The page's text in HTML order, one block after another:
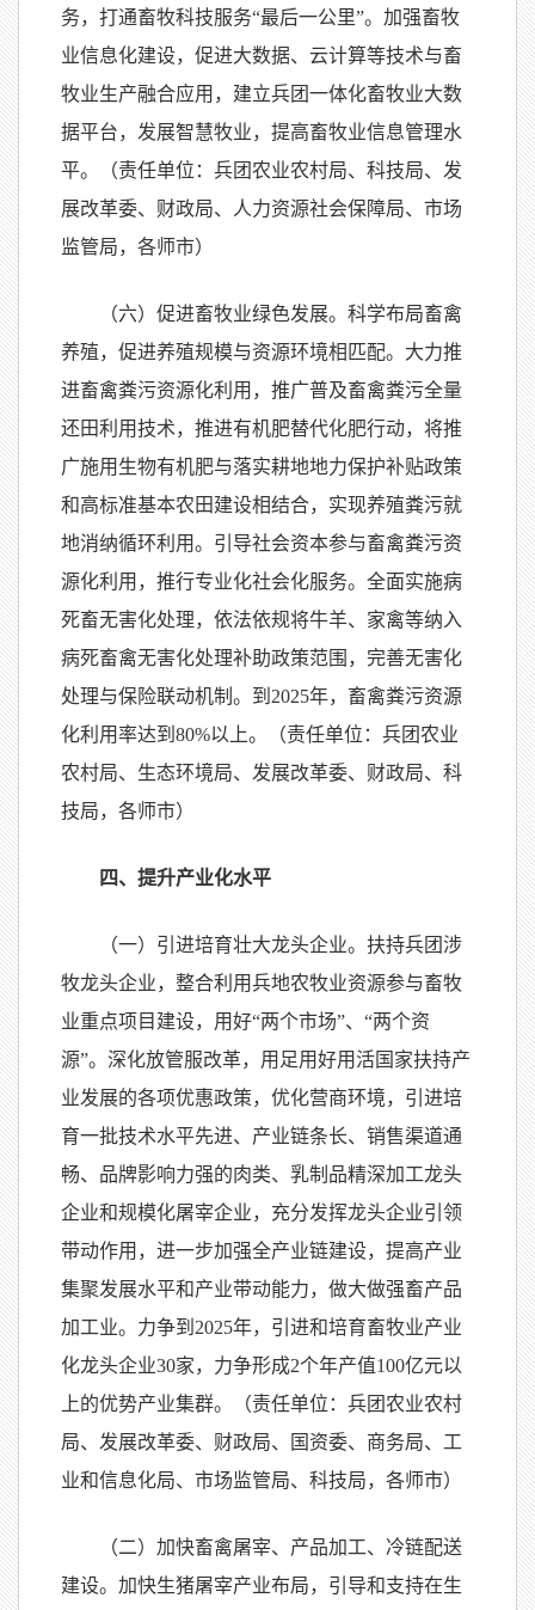
务，打通畜牧科技服务“最后一公里”。加强畜牧
业信息化建设，促进大数据、云计算等技术与畜
牧业生产融合应用，建立兵团一体化畜牧业大数
据平台，发展智慧牧业，提高畜牧业信息管理水
平。（责任单位：兵团农业农村局、科技局、发
展改革委、财政局、人力资源社会保障局、市场
监管局，各师市）
（六）促进畜牧业绿色发展。科学布局畜禽
养殖，促进养殖规模与资源环境相匹配。大力推
进畜禽粪污资源化利用，推广普及畜禽粪污全量
还田利用技术，推进有机肥替代化肥行动，将推
广施用生物有机肥与落实耕地地力保护补贴政策
和高标准基本农田建设相结合，实现养殖粪污就
地消纳循环利用。引导社会资本参与畜禽粪污资
源化利用，推行专业化社会化服务。全面实施病
死畜无害化处理，依法依规将牛羊、家禽等纳入
病死畜禽无害化处理补助政策范围，完善无害化
处理与保险联动机制。到2025年，畜禽粪污资源
化利用率达到80%以上。（责任单位：兵团农业
农村局、生态环境局、发展改革委、财政局、科
技局，各师市）
四、提升产业化水平
（一）引进培育壮大龙头企业。扶持兵团涉
牧龙头企业，整合利用兵地农牧业资源参与畜牧
业重点项目建设，用好“两个市场”、“两个资
源”。深化放管服改革，用足用好用活国家扶持产
业发展的各项优惠政策，优化营商环境，引进培
育一批技术水平先进、产业链条长、销售渠道通
畅、品牌影响力强的肉类、乳制品精深加工龙头
企业和规模化屠宰企业，充分发挥龙头企业引领
带动作用，进一步加强全产业链建设，提高产业
集聚发展水平和产业带动能力，做大做强畜产品
加工业。力争到2025年，引进和培育畜牧业产业
化龙头企业30家，力争形成2个年产值100亿元以
上的优势产业集群。（责任单位：兵团农业农村
局、发展改革委、财政局、国资委、商务局、工
业和信息化局、市场监管局、科技局，各师市）
（二）加快畜禽屠宰、产品加工、冷链配送
建设。加快生猪屠宰产业布局，引导和支持在生